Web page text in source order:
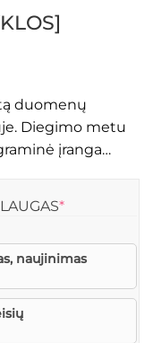
duomenų
Diegimo metu
įranga…
*(REQUIRED)
naujinimas